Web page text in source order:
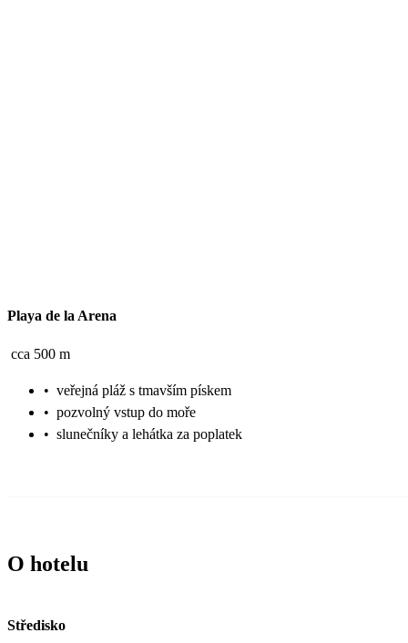
Playa de la Arena
cca 500 m
• veřejná pláž s tmavším pískem
• pozvolný vstup do moře
• slunečníky a lehátka za poplatek
O hotelu
Středisko